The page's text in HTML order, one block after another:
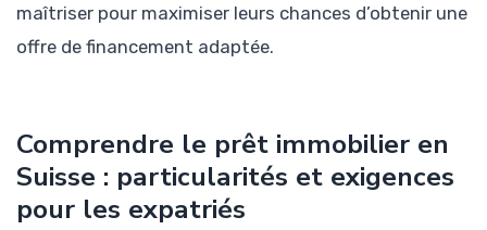
maîtriser pour maximiser leurs chances d’obtenir une
offre de financement adaptée.
Comprendre le prêt immobilier en
Suisse : particularités et exigences
pour les expatriés